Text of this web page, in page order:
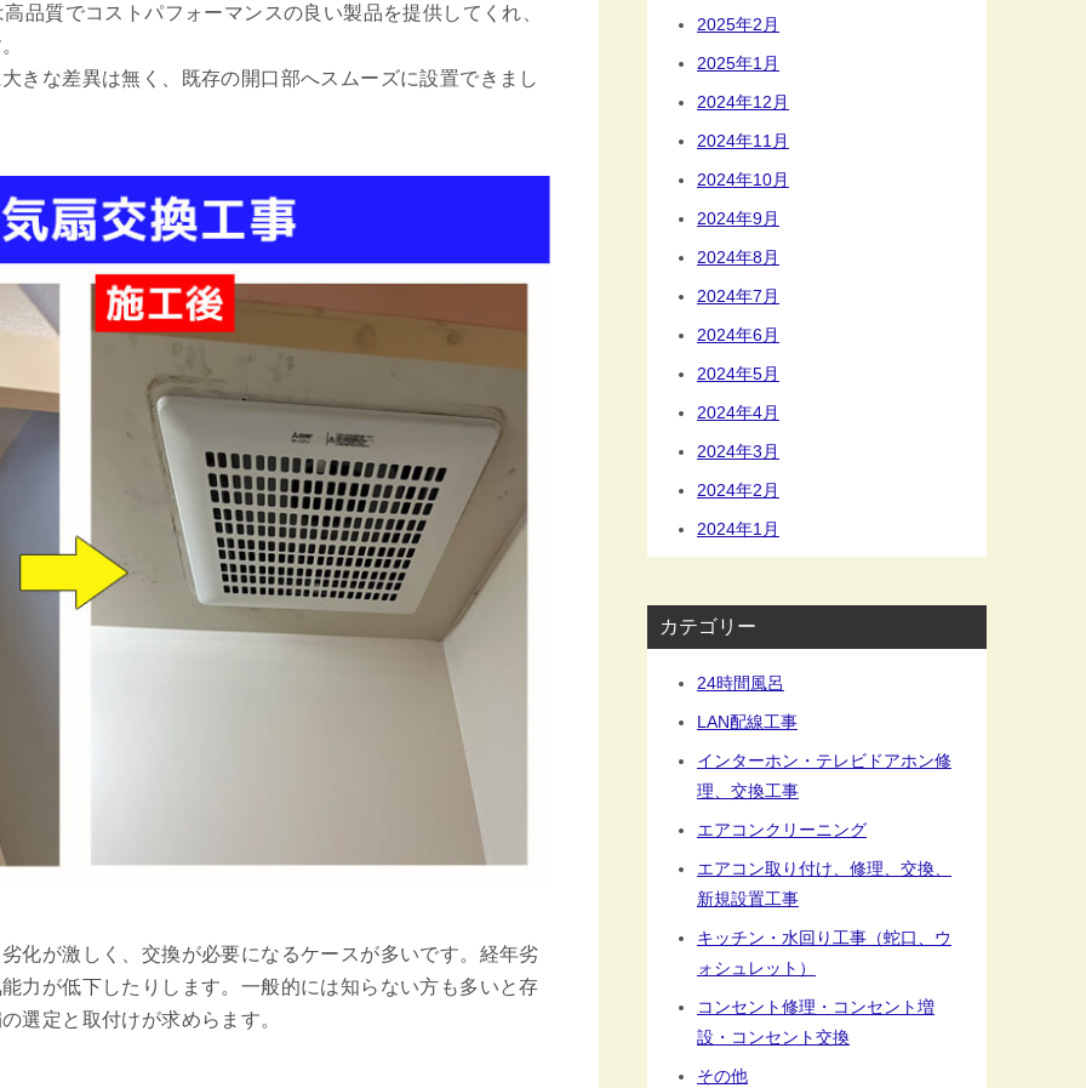
品質でコストパフォーマンスの良い製品を提供してくれ、
きな差異は無く、既存の開口部へスムーズに設置できまし
化が激しく、交換が必要になるケースが多いです。経年劣
力が低下したりします。一般的には知らない方も多いと存
選定と取付けが求めらます。
2025年2月
2025年1月
2024年12月
2024年11月
2024年10月
2024年9月
2024年8月
2024年7月
2024年6月
2024年5月
2024年4月
2024年3月
2024年2月
2024年1月
カテゴリー
24時間風呂
LAN配線工事
インターホン・テレビドアホン修
理、交換工事
エアコンクリーニング
エアコン取り付け、修理、交換、
新規設置工事
キッチン・水回り工事（蛇口、ウ
ォシュレット）
コンセント修理・コンセント増
設・コンセント交換
その他